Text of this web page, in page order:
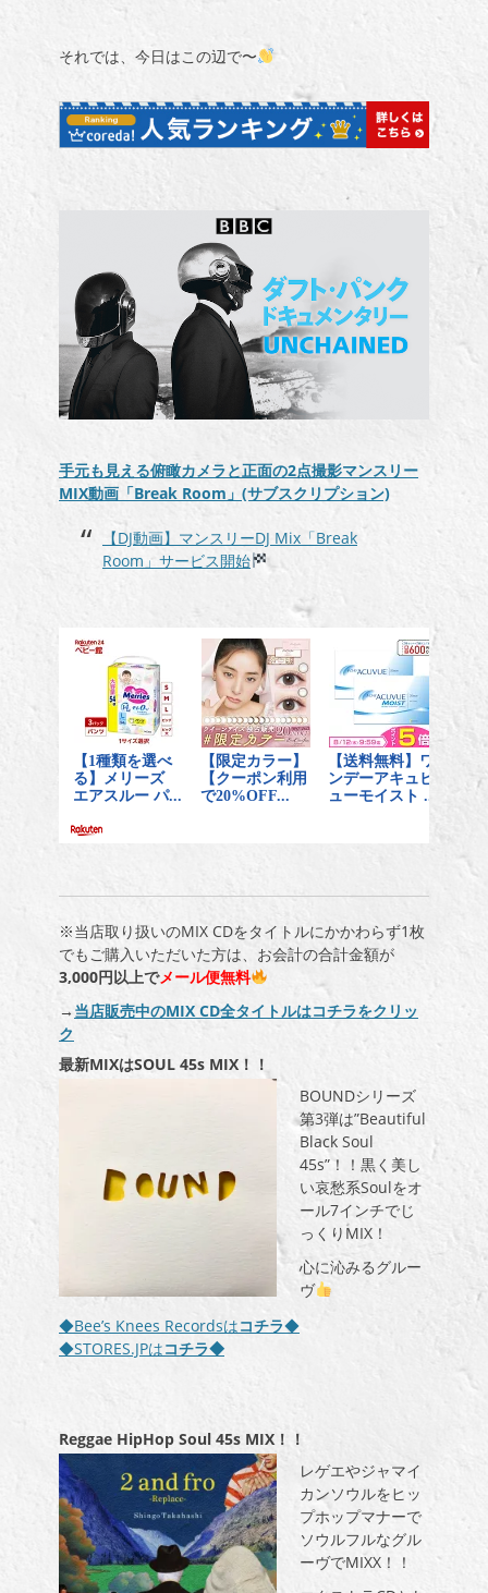
それでは、今日はこの辺で〜
手元も見える俯瞰カメラと正面の2点撮影マンスリー
MIX動画「Break Room」(サブスクリプション)
【DJ動画】マンスリーDJ Mix「Break
Room」サービス開始
※当店取り扱いのMIX CDをタイトルにかかわらず1枚
でもご購入いただいた方は、お会計の合計金額が
3,000円以上でメール便無料
→ 当店販売中のMIX CD全タイトルはコチラをクリッ
ク
最新MIXはSOUL 45s MIX！！
BOUNDシリーズ
第3弾は”Beautiful
Black Soul
45s”！！黒く美し
い哀愁系Soulをオ
ール7インチでじ
っくりMIX！
心に沁みるグルー
ヴ
◆Bee’s Knees Recordsはコチラ◆
◆STORES.JPはコチラ◆
Reggae HipHop Soul 45s MIX！！
レゲエやジャマイ
カンソウルをヒッ
プホップマナーで
ソウルフルなグル
ーヴでMIXX！！